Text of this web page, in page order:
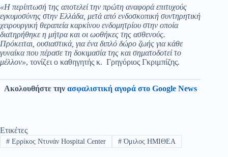
«Η περίπτωσή της αποτελεί την πρώτη αναφορά επιτυχούς
εγκυμοσύνης στην Ελλάδα, μετά από ενδοσκοπική συντηρητική
χειρουργική θεραπεία καρκίνου ενδομητρίου στην οποία
διατηρήθηκε η μήτρα και οι ωοθήκες της ασθενούς.
Πρόκειται, ουσιαστικά, για ένα διπλό δώρο ζωής για κάθε
γυναίκα που πέρασε τη δοκιμασία της και σηματοδοτεί το
μέλλον», τονίζει ο καθηγητής κ. Γρηγόριος Γκριμπίζης.
Ακολουθήστε την ασφαλιστική αγορά στο Google News
Ετικέτες
#Ερρίκος Ντυνάν Hospital Center #Όμιλος ΗΜΙΘΕΑ